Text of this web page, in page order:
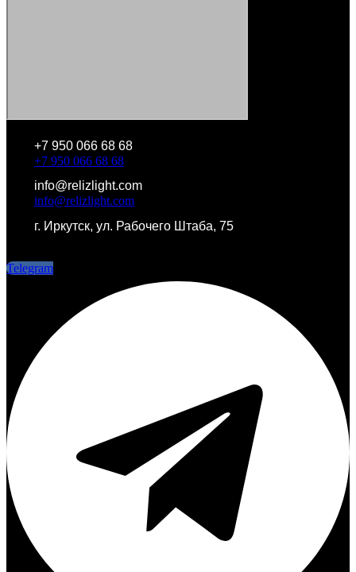
+7 950 066 68 68
+7 950 066 68 68
info@relizlight.com
info@relizlight.com
г. Иркутск, ул. Рабочего Штаба, 75
Telegram